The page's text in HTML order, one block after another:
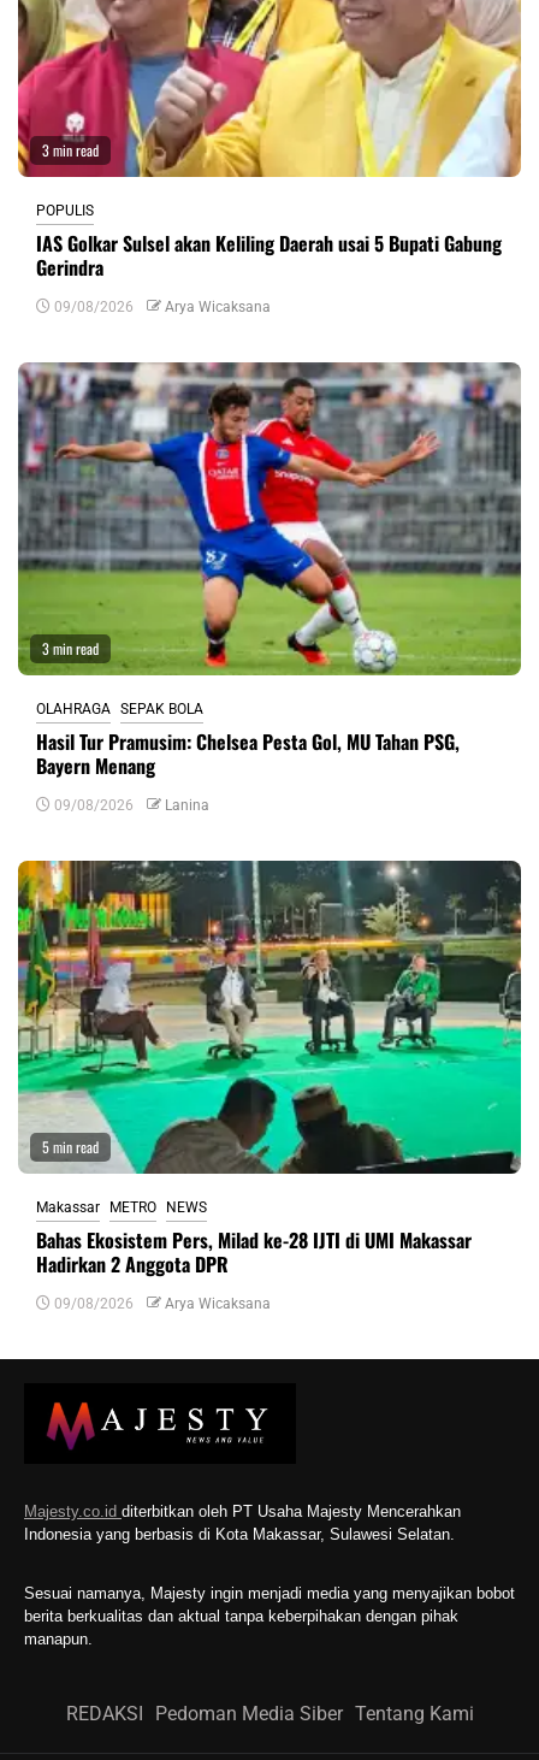
3 min read
POPULIS
IAS Golkar Sulsel akan Keliling Daerah usai 5 Bupati Gabung
Gerindra
09/08/2026 Arya Wicaksana
3 min read
OLAHRAGA SEPAK BOLA
Hasil Tur Pramusim: Chelsea Pesta Gol, MU Tahan PSG,
Bayern Menang
09/08/2026 Lanina
5 min read
Makassar METRO NEWS
Bahas Ekosistem Pers, Milad ke-28 IJTI di UMI Makassar
Hadirkan 2 Anggota DPR
09/08/2026 Arya Wicaksana
Majesty.co.id diterbitkan oleh PT Usaha Majesty Mencerahkan
Indonesia yang berbasis di Kota Makassar, Sulawesi Selatan.
Sesuai namanya, Majesty ingin menjadi media yang menyajikan bobot
berita berkualitas dan aktual tanpa keberpihakan dengan pihak
manapun.
REDAKSI Pedoman Media Siber Tentang Kami